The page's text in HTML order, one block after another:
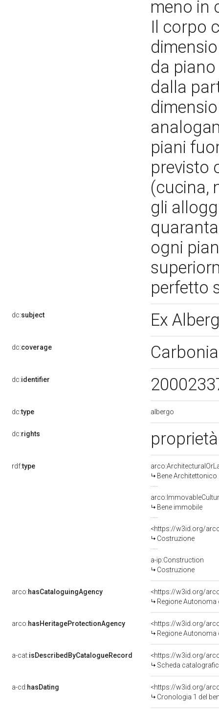
meno in
Il corpo
da
dalla
piani
previsto
(cucina,
gli
ogni
perfetto
dc:subject Ex
dc:coverage
dc:identifier
dc:type albergo
dc:rights
rdf:type
Bene
Bene immobile
<https://w3id.org/
Costruzione
a-ip:Construction
Costruzione
arco:hasCataloguingAgency
<https://w3id.org/
Regione Autonoma
arco:hasHeritageProtectionAgency
<https://w3id.org/
Regione Autonoma
a-cat:isDescribedByCatalogueRecord
<https://w3id.org/
Scheda
a-cd:hasDating
<https://w3id.org/
Cronologia 1 del